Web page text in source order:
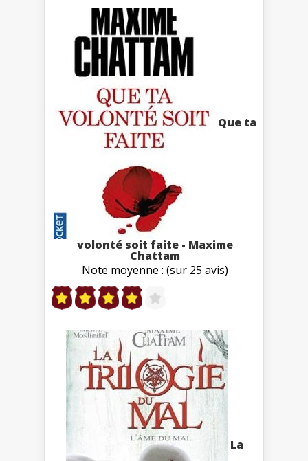
Que ta
volonté soit faite - Maxime
Chattam
Note moyenne : (sur 25 avis)
La